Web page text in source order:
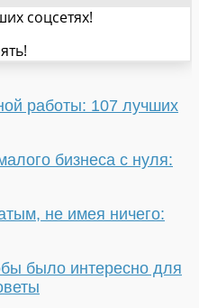
соцсетях!
работы: 107 лучших
бизнеса с нуля:
не имея ничего:
было интересно для